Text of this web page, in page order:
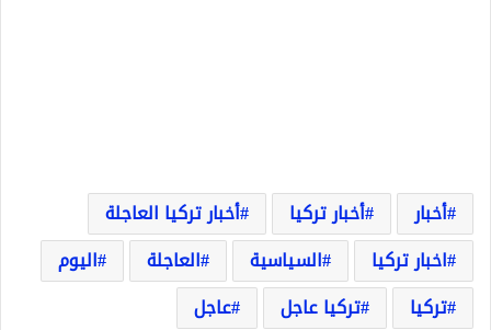
أخبار أخبار تركيا
أخبار تركيا العاجلة
اخبار تركيا
السياسية العاجلة
اليوم
تركيا
تركيا عاجل عاجل